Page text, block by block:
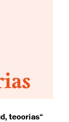
teoorias“